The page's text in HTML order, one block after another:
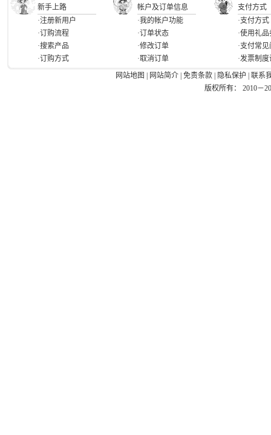
新手上路 帐户及订单信息
支付方式
·注册新用户
·订购流程
·搜索产品
·订购方式
·我的帐户功能
·订单状态
·修改订单
·取消订单
·支付方式
·使用礼品
·支付常
·发票制
网站地图
网站简介 免责条款 隐私保护
联系
版权所有： 2010－